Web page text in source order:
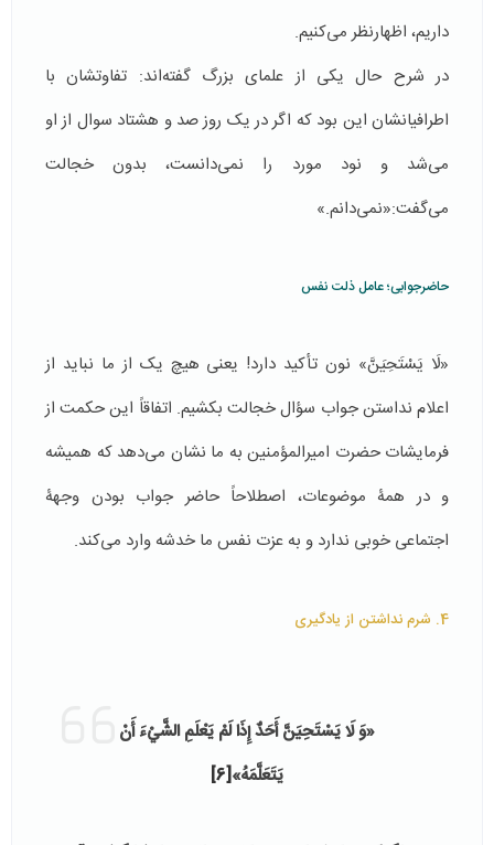
داریم، اظهار‌نظر می‌کنیم.
در شرح حال یکی از علمای بزرگ گفته‌اند: تفاوتشان با
اطرافیانشان این بود که اگر در یک روز صد و هشتاد سوال از او
می‌شد و نود مورد را نمی‌دانست، بدون خجالت
می‌گفت:«نمی‌دانم.»
حاضرجوابی؛ عامل ذلت نفس
«لَا يَسْتَحِيَنَّ» نون تأکید دارد! یعنی هیچ یک از ما نباید از
اعلام نداستن جواب سؤال خجالت بکشیم. اتفاقاً این حکمت از
فرمایشات حضرت امیرالمؤمنین به ما نشان می‌دهد که همیشه
و در همۀ موضوعات، اصطلاحاً حاضر جواب بودن وجهۀ
اجتماعی خوبی ندارد و به عزت نفس ما خدشه وارد می‌کند.
4. شرم نداشتن از یادگیری
«وَ لَا يَسْتَحِيَنَّ أَحَدٌ إِذَا لَمْ يَعْلَمِ الشَّيْءَ أَنْ
يَتَعَلَّمَهُ»[6]